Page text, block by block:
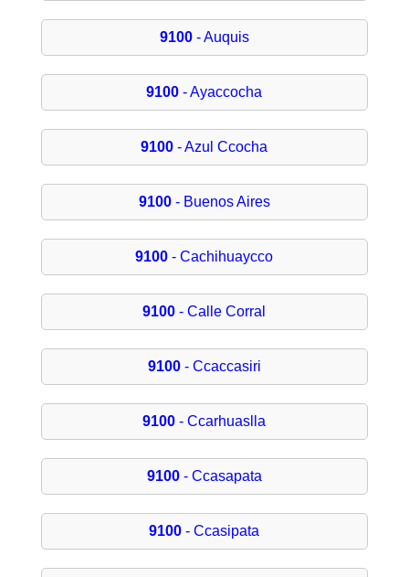
9100- Auquis
9100 - Ayaccocha
9100 - Azul Ccocha
9100- Buenos Aires
9100 - Cachihuaycco
9100 - Calle Corral
9100- Ccaccasiri
9100 - Ccarhuaslla
9100- Ccasapata
9100 - Ccasipata